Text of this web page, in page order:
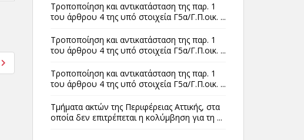
Τροποποίηση και αντικατάσταση της παρ. 1
του άρθρου 4 της υπό στοιχεία Γ5α/Γ.Π.οικ. ...
Τροποποίηση και αντικατάσταση της παρ. 1
του άρθρου 4 της υπό στοιχεία Γ5α/Γ.Π.οικ. ...
Τροποποίηση και αντικατάσταση της παρ. 1
του άρθρου 4 της υπό στοιχεία Γ5α/Γ.Π.οικ. ...
Τμήματα ακτών της Περιφέρειας Αττικής, στα
οποία δεν επιτρέπεται η κολύμβηση για τη ...